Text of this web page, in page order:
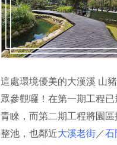
這處環境優美的大漢溪 山
眾參觀囉！在第一期工程
青睞，而第二期工程將園
整池，也鄰近大溪老街 ／石